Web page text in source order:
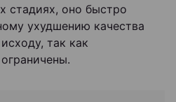
стадиях, оно быстро
ухудшению качества
так как